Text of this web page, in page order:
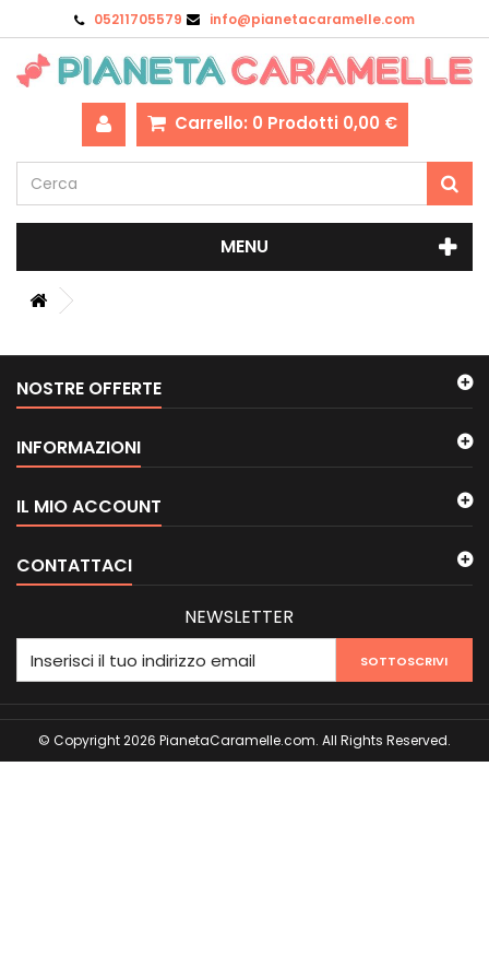
05211705579 info@pianetacaramelle.com
Carrello: 0 Prodotti 0,00 €
MENU
NOSTRE OFFERTE
INFORMAZIONI
© Copyright 2026 PianetaCaramelle.com. All Rights Reserved.
IL MIO ACCOUNT
CONTATTACI
NEWSLETTER
SOTTOSCRIVI